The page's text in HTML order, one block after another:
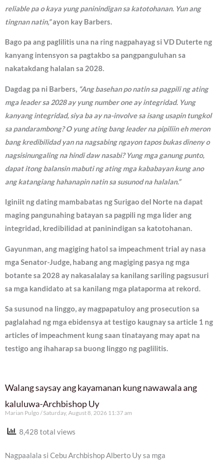
reliable pa o kaya yung paninindigan sa katotohanan. Yun ang
tingnan natin,”ayon kay Barbers.
Bago pa ang paglilitis una na ring nagpahayag si VD Duterte ng
kanyang intensyon sa pagtakbo sa pangpanguluhan sa
nakatakdang halalan sa 2028.
Dagdag pa ni Barbers, “Ang basehan po natin sa pagpili ng ating
mga leader sa 2028 ay yung number one ay integridad. Yung
kanyang integridad, siya ba ay na-involve sa isang usapin tungkol
sa pandarambong? O yung ating bang leader na pipiliin eh meron
bang kredibilidad yan na nagsabing ngayon tapos bukas dineny o
nagsisinungaling na hindi daw nasabi? Yung mga ganung punto,
dapat itong balansin mabuti ng ating mga kababayan kung ano
ang katangiang hahanapin natin sa susunod na halalan.”
Iginiit ng dating mambabatas ng Surigao del Norte na dapat
maging pangunahing batayan sa pagpili ng mga lider ang
integridad, kredibilidad at paninindigan sa katotohanan.
Gayunman, ang magiging hatol sa impeachment trial ay nasa
mga Senator-Judge, habang ang magiging pasya ng mga
botante sa 2028 ay nakasalalay sa kanilang sariling pagsusuri
sa mga kandidato at sa kanilang mga plataporma at rekord.
Sa susunod na linggo, ay magpapatuloy ang prosecution sa
paglalahad ng mga ebidensya at testigo kaugnay sa article 1 ng
articles of impeachment kung saan tinatayang may apat na
testigo ang ihaharap sa buong linggo ng paglilitis.
Walang saysay ang kayamanan kung nawawala ang
kaluluwa-Archbishop Uy
Marian Pulgo Saturday, August 8, 2026 11:37 am
8,428 total views
Nagpaalala si Cebu Archbishop Alberto Uy sa mga